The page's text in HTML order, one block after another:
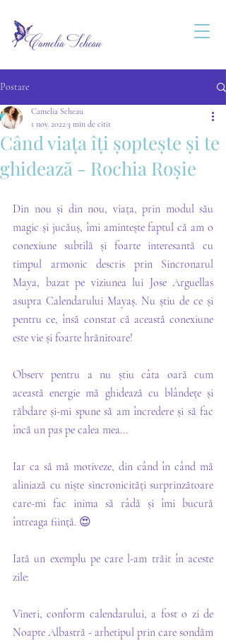
Postare
Când viața îți șoptește și te
ghidează - Rochia Roșie
Camelia Scheau
1 nov. 20223 min de citit
Din nou și din nou, viața, prin modul său
magic și jucăuș, îmi amintește faptul că am o
conexiune subtilă și foarte interesantă cu
timpul armonic descris prin Sincronarul
Maya, bazat pe viziunea lui Jose Arguellas
asupra Calendarului Mayaș. Nu știu de ce și
pentru ce, însă constat că această conexiune
este vie și foarte hrănitoare!
Observ pentru a nu știu câta oară cum
această energie mă ghidează cu blândețe și
răbdare și-mi spune să am încredere și să fac
încă un pas pe calea mea...
Iar ca să mă motiveze, din când în când mă
aliniază cu niște sincronicități surprinzătoare
care-mi fac inima să râdă și îmi bucură
întreaga ființă. 😍
Iată un exemplu pe care l-am trăit în aceste
zile:
Vineri, conform calendarului, a fost o zi de
Noapte Albastră - arhetipul prin care sondăm